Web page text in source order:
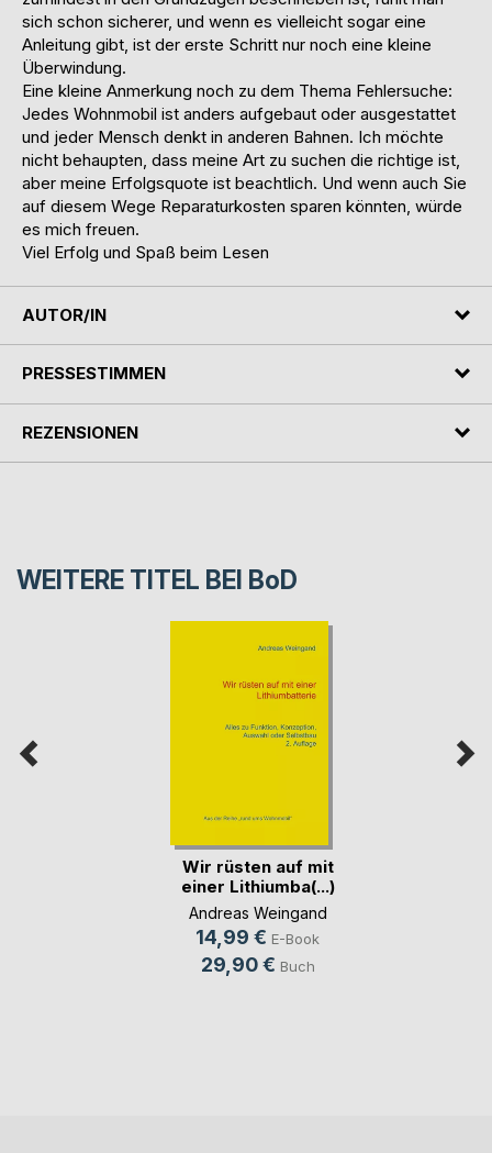
sich schon sicherer, und wenn es vielleicht sogar eine
Anleitung gibt, ist der erste Schritt nur noch eine kleine
Überwindung.
Eine kleine Anmerkung noch zu dem Thema Fehlersuche:
Jedes Wohnmobil ist anders aufgebaut oder ausgestattet
und jeder Mensch denkt in anderen Bahnen. Ich möchte
nicht behaupten, dass meine Art zu suchen die richtige ist,
aber meine Erfolgsquote ist beachtlich. Und wenn auch Sie
auf diesem Wege Reparaturkosten sparen könnten, würde
es mich freuen.
Viel Erfolg und Spaß beim Lesen
AUTOR/IN
PRESSESTIMMEN
REZENSIONEN
WEITERE TITEL BEI BoD
Wir rüsten auf mit
einer Lithiumba(...)
Andreas Weingand
14,99 € E-Book
29,90 € Buch